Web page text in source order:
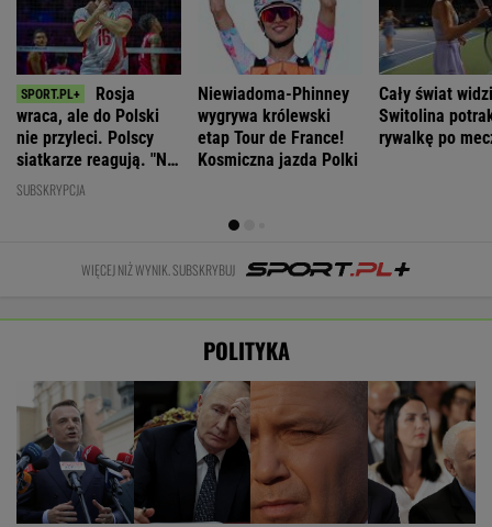
Rosja
wraca, ale do Polski
nie przyleci. Polscy
siatkarze reagują. "Nie
rozumiem"
SUBSKRYPCJA
Niewiadoma-Phinney
wygrywa królewski
etap Tour de France!
Kosmiczna jazda Polki
Cały świat
Switolina
rywalkę po
WIĘCEJ NIŻ WYNIK. SUBSKRYBUJ
POLITYKA